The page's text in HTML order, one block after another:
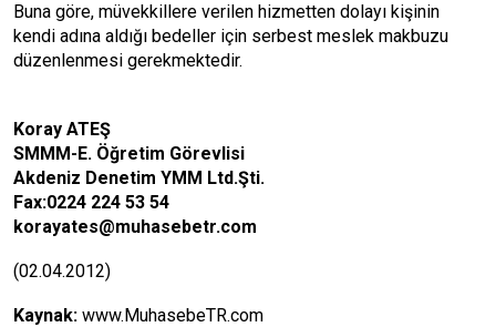
Buna göre, müvekkillere verilen hizmetten dolayı kişinin
kendi adına aldığı bedeller için serbest meslek makbuzu
düzenlenmesi gerekmektedir.
Koray ATEŞ
SMMM-E. Öğretim Görevlisi
Akdeniz Denetim YMM Ltd.Şti.
Fax:0224 224 53 54
korayates@muhasebetr.com
(02.04.2012)
Kaynak: www.MuhasebeTR.com